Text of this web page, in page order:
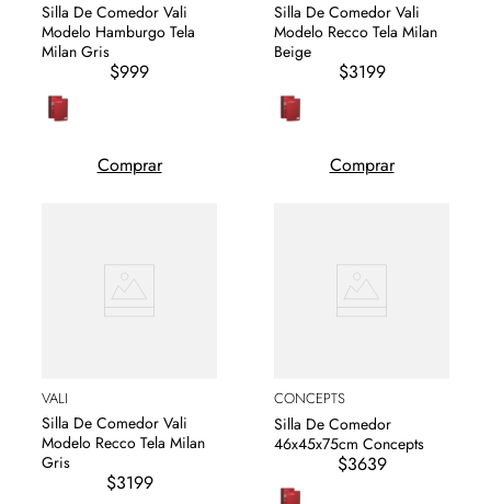
Silla De Comedor Vali
Modelo Hamburgo Tela
Milan Gris
$999
Comprar
Silla De Comedor Vali
Modelo Recco Tela Milan
Beige
$3199
Comprar
VALI
Silla De Comedor Vali
Modelo Recco Tela Milan
Gris
$3199
CONCEPTS
Silla De Comedor
46x45x75cm Concepts
$3639